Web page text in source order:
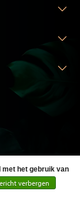
door Red
met het gebruik van
verbergen